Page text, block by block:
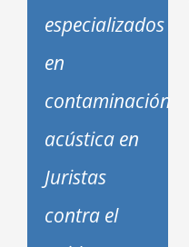
especializados
en
contaminación
acústica en
Juristas
contra el